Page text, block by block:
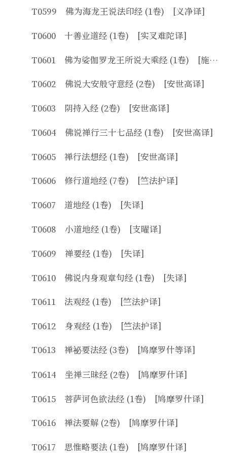
T0599 佛为海龙王说法印经 (1卷) [义净译]
T0600 十善业道经 (1卷) [实叉难陀译]
T0601 佛为娑伽罗龙王所说大乘经 (1卷) [施护译]
T0602 佛说大安般守意经 (2卷) [安世高译]
T0603 阴持入经 (2卷) [安世高译]
T0604 佛说禅行三十七品经 (1卷) [安世高译]
T0605 禅行法想经 (1卷) [安世高译]
T0606 修行道地经 (7卷) [竺法护译]
T0607 道地经 (1卷) [失译]
T0608 小道地经 (1卷) [支曜译]
T0609 禅要经 (1卷) [失译]
T0610 佛说内身观章句经 (1卷) [失译]
T0611 法观经 (1卷) [竺法护译]
T0612 身观经 (1卷) [竺法护译]
T0613 禅祕要法经 (3卷) [鸠摩罗什等译]
T0614 坐禅三昧经 (2卷) [鸠摩罗什译]
T0615 菩萨诃色欲法经 (1卷) [鸠摩罗什译]
T0616 禅法要解 (2卷) [鸠摩罗什译]
T0617 思惟略要法 (1卷) [鸠摩罗什译]